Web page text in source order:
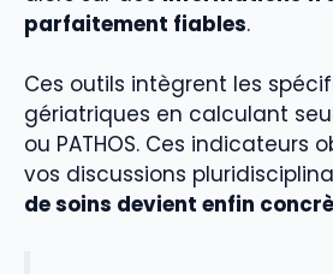
parfaitement fiables.
Ces outils intègrent les
gériatriques en calculant
ou PATHOS. Ces indicateurs
vos discussions
de soins devient enfin